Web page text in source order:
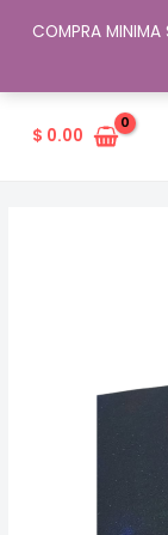
COMPRA
$ 0.00